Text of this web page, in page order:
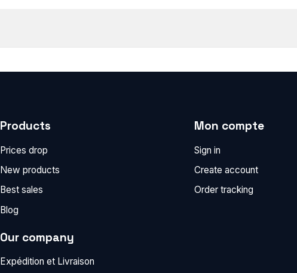
Products
Prices drop
New products
Best sales
Blog
Our company
Expédition et Livraison
Mon compte
Sign in
Create account
Order tracking